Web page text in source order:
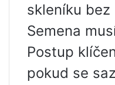
skleníku bez
Semena
Postup
pokud se